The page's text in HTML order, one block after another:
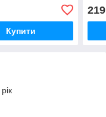
Купити
219